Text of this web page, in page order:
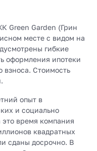
Green Garden (Грин
месте с видом на
гибкие
оформления ипотеки
взноса. Стоимость
опыт в
и социально
это время компания
квадратных
сданы досрочно. В